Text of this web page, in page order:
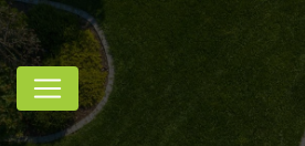
Panneau de gestion des cookies